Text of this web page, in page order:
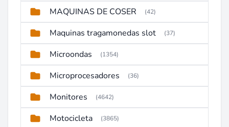
MAQUINAS DE COSER (42)
Maquinas tragamonedas slot (37)
Microondas (1354)
Microprocesadores (36)
Monitores (4642)
Motocicleta (3865)